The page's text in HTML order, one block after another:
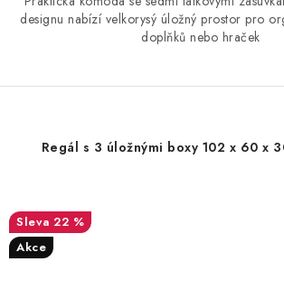
designu nabízí velkorysý úložný prostor pro
doplňků nebo hraček
Regál s 3 úložnými boxy 102 x 60 x
22 %
Akce